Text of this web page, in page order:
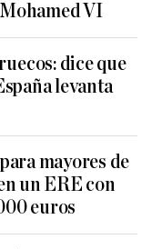
VI
dice que
levanta
mayores de
un ERE con
euros